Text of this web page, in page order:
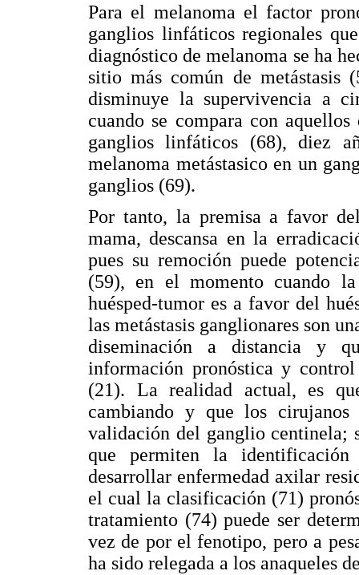
Para el melanoma el factor
ganglios linfáticos regionales
diagnóstico de melanoma se ha
sitio más común de metástasis
disminuye la supervivencia a
cuando se compara con
ganglios linfáticos (68), diez
melanoma metástasico en un
ganglios (69).
Por tanto, la premisa a favor
mama, descansa en la
pues su remoción puede
(59), en el momento cuando
huésped-tumor es a favor del
las metástasis ganglionares son
diseminación a distancia y
información pronóstica y
(21). La realidad actual, es
cambiando y que los
validación del ganglio centinela;
que permiten la
desarrollar enfermedad axilar
el cual la clasificación (71)
tratamiento (74) puede ser
vez de por el fenotipo, pero a
ha sido relegada a los anaqueles